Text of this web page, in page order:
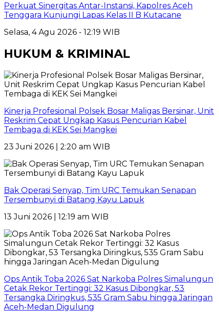
Perkuat Sinergitas Antar-Instansi, Kapolres Aceh
Tenggara Kunjungi Lapas Kelas II B Kutacane
Selasa, 4 Agu 2026 - 12:19 WIB
HUKUM & KRIMINAL
Kinerja Profesional Polsek Bosar Maligas Bersinar, Unit
Reskrim Cepat Ungkap Kasus Pencurian Kabel
Tembaga di KEK Sei Mangkei
23 Juni 2026 | 2:20 am WIB
Bak Operasi Senyap, Tim URC Temukan Senapan
Tersembunyi di Batang Kayu Lapuk
13 Juni 2026 | 12:19 am WIB
Ops Antik Toba 2026 Sat Narkoba Polres Simalungun
Cetak Rekor Tertinggi: 32 Kasus Dibongkar, 53
Tersangka Diringkus, 535 Gram Sabu hingga Jaringan
Aceh-Medan Digulung